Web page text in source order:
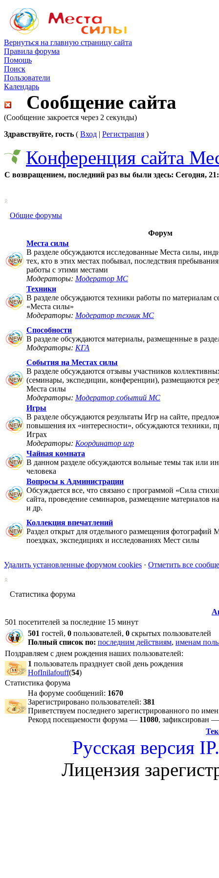
Вернуться на главную страницу сайта
Правила форума
Помощь
Поиск
Пользователи
Календарь
Сообщение сайта
(Сообщение закроется через 2 секунды)
Здравствуйте, гость ( Вход | Регистрация )
Конференция сайта
С возвращением, последний раз вы были здесь: Сегодня,
Общие форумы
Форум
Места силы
В разделе обсуждаются исследованные Места силы,
тех, кто в этих местах побывал, последствия
работы с этими местами
Модераторы: Модератор МС
Техники
В разделе обсуждаются техники работы по материалам
«Места силы»
Модераторы: Модератор техник МС
Способности
В разделе обсуждаются материалы, размещенные в
Модераторы: КГА
События на Местах силы
В разделе обсуждаются отзывы участников
(семинары, экспедиции, конференции), размещаются
Места силы
Модераторы: Модератор событий МС
Игры
В разделе обсуждаются результаты Игр на сайте,
повышения их «интересности», обсуждаются техники,
Играх
Модераторы: Координатор игр
Чайная комната
В данном разделе обсуждаются вольные темы так или
человека
Вопросы к Администрации
Обсуждается все, что связано с программой «Сила
сайта, проведение семинаров, размещение материалов
и др.
Коллекция впечатлений
Раздел открыт для отдельного размещения фотографий
поездках, экспедициях и исследованиях Мест силы
Удалить установленные форумом cookies · Отметить все
Статистика форума
501 посетителей за последние 15 минут
501 гостей, 0 пользователей, 0 скрытых пользователей
Полный список по: последним действиям, именам
Поздравляем с днем рождения наших пользователей:
1 пользователь празднует свой день рождения
HofInilafouff(54)
Статистика форума
На форуме сообщений: 1670
Зарегистрировано пользователей: 381
Приветствуем последнего зарегистрированного по
Рекорд посещаемости форума — 11080, зафиксирован
Русская версия
Лицензия